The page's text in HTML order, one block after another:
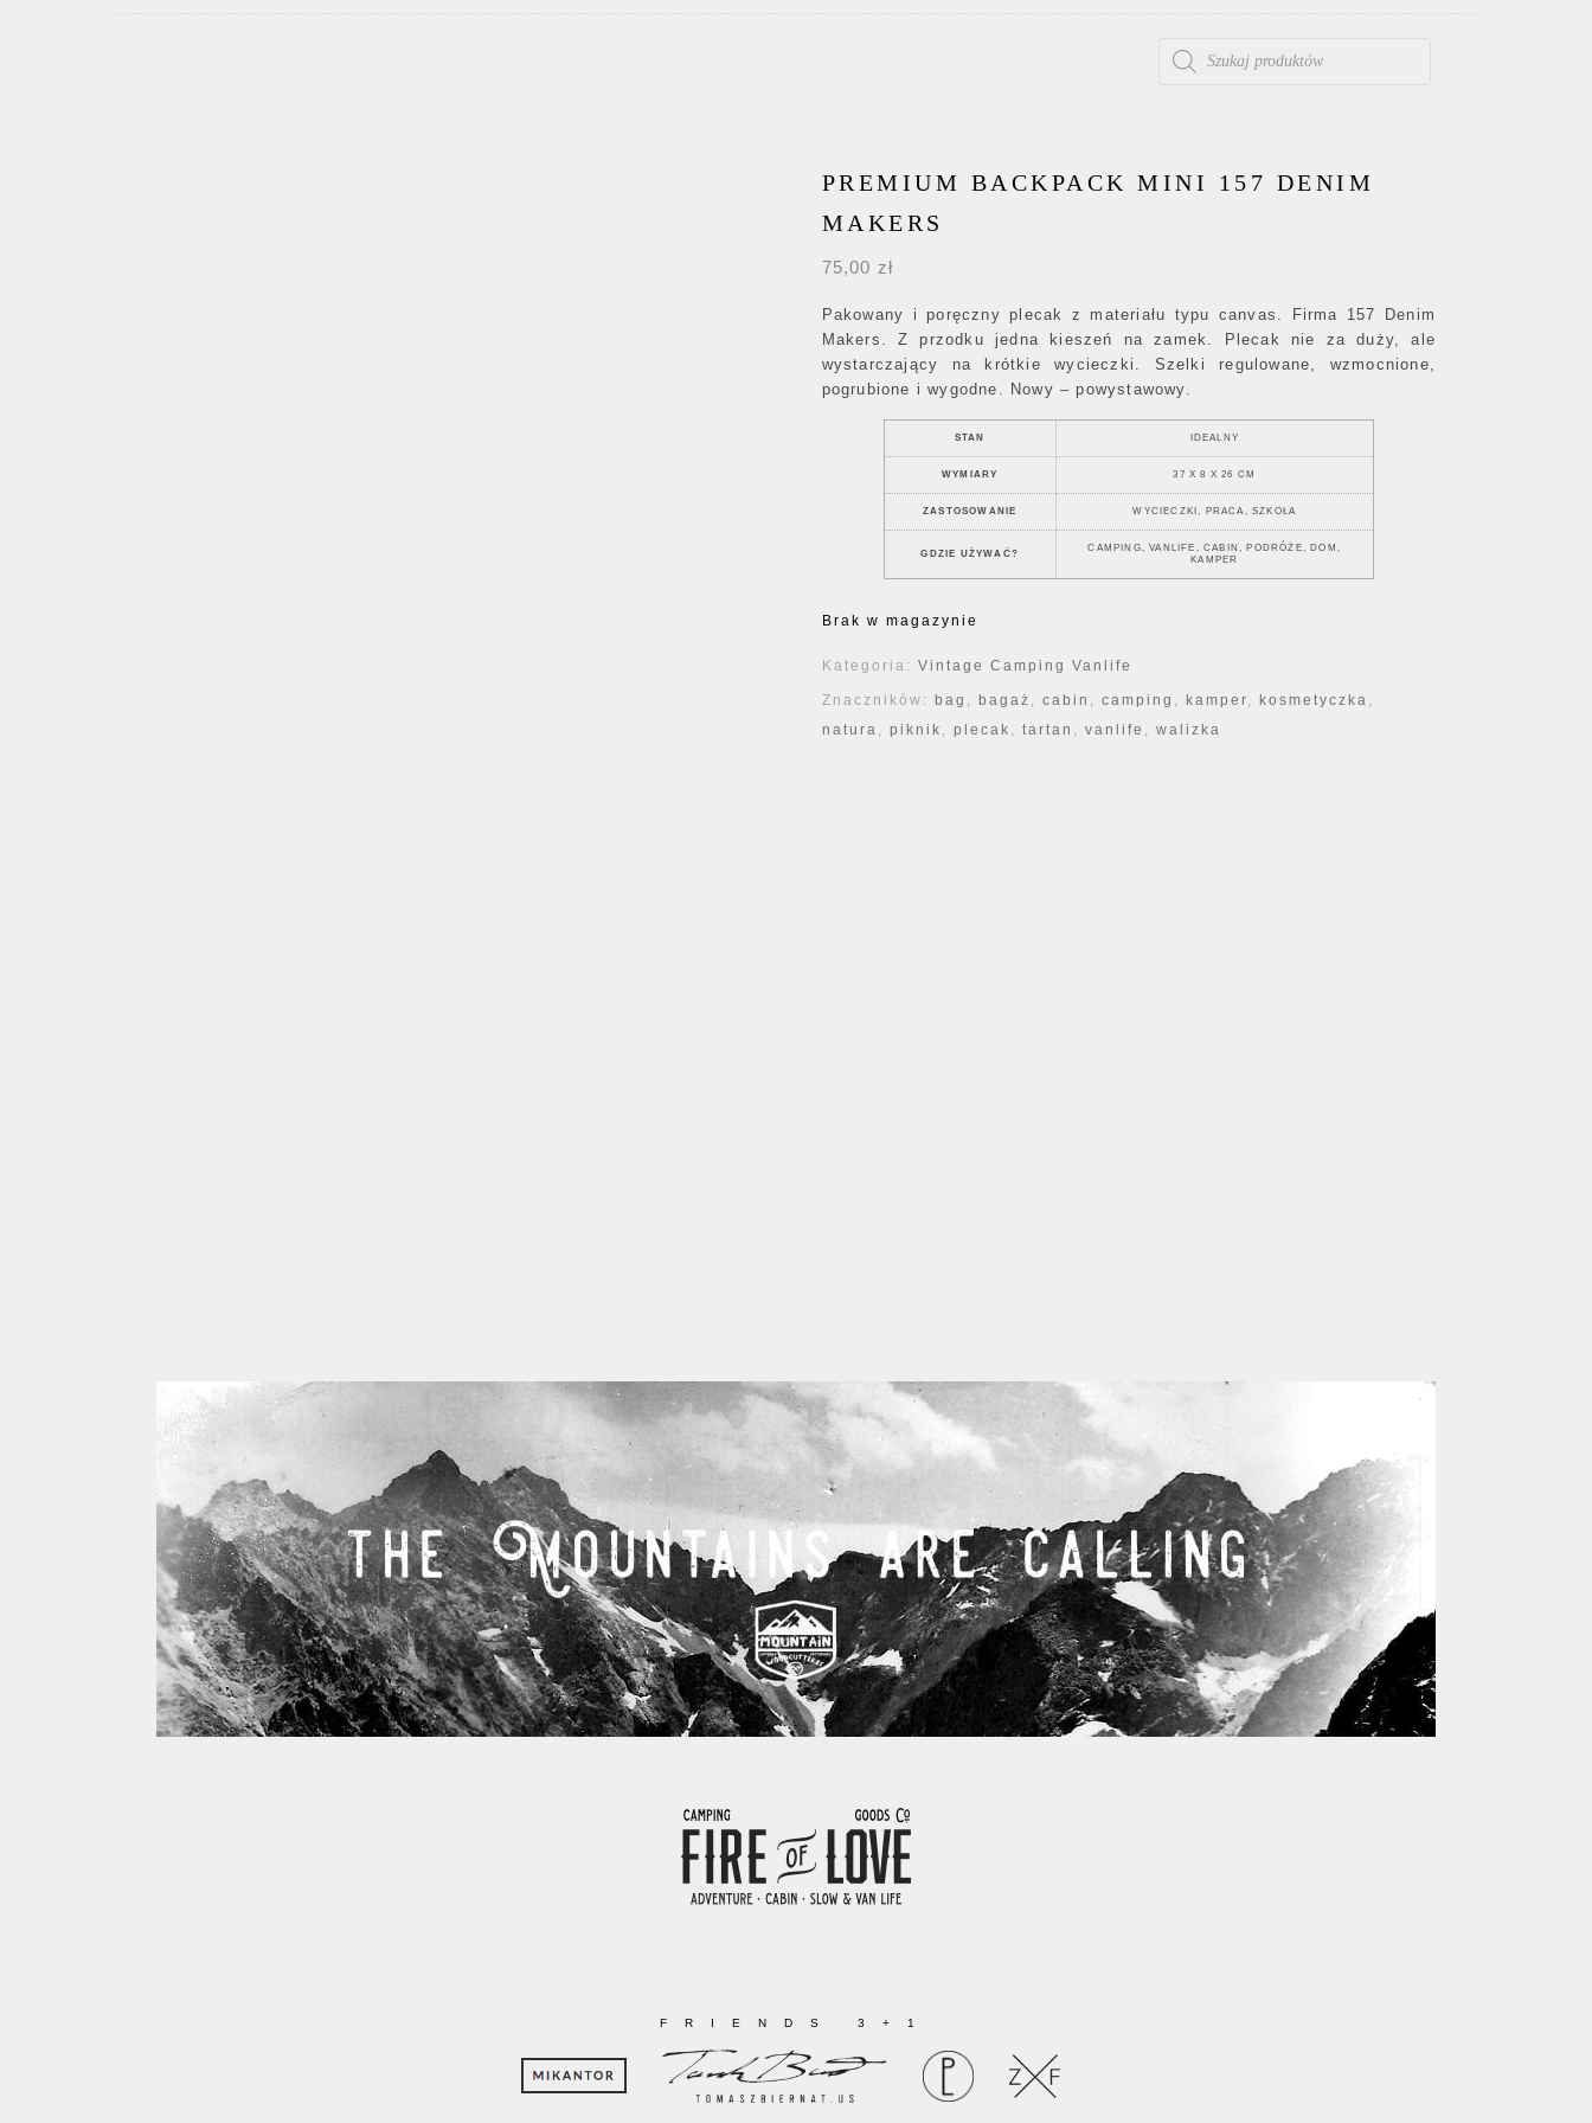
PREMIUM BACKPACK MINI 157 DENIM
MAKERS
75,00 zł
Pakowany i poręczny plecak z materiału typu canvas. Firma 157 Denim
Makers. Z przodku jedna kieszeń na zamek. Plecak nie za duży, ale
wystarczający na krótkie wycieczki. Szelki regulowane, wzmocnione,
pogrubione i wygodne. Nowy – powystawowy.
STAN IDEALNY
WYMIARY 37 X 8 X 26 CM
ZASTOSOWANIE WYCIECZKI, PRACA, SZKOŁA
GDZIE UŻYWAĆ?
CAMPING, VANLIFE, CABIN, PODRÓŻE, DOM,
KAMPER
Brak w magazynie
Kategoria: Vintage Camping Vanlife
Znaczników: bag , bagaż , cabin , camping , kamper, kosmetyczka ,
natura , piknik , plecak , tartan , vanlife , walizka
FRIENDS 3+1